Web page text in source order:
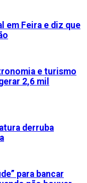
em Feira e diz que
e turismo
2,6 mil
derruba
para bancar